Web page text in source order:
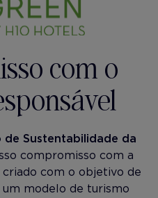
com o
de Sustentabilidade da
compromisso com a
com o objetivo de
modelo de turismo